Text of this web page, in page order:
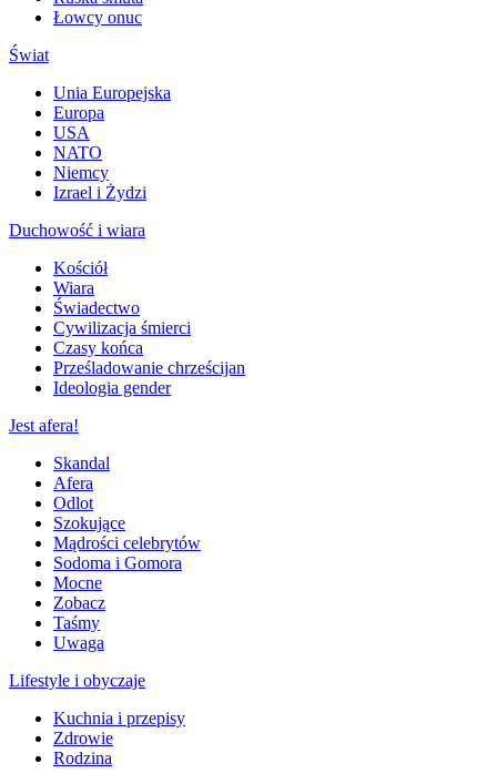
Łowcy onuc
Świat
Unia Europejska
Europa
USA
NATO
Niemcy
Izrael i Żydzi
Duchowość i wiara
Kościół
Wiara
Świadectwo
Cywilizacja śmierci
Czasy końca
Prześladowanie chrześcijan
Ideologia gender
Jest afera!
Skandal
Afera
Odlot
Szokujące
Mądrości celebrytów
Sodoma i Gomora
Mocne
Zobacz
Taśmy
Uwaga
Lifestyle i obyczaje
Kuchnia i przepisy
Zdrowie
Rodzina